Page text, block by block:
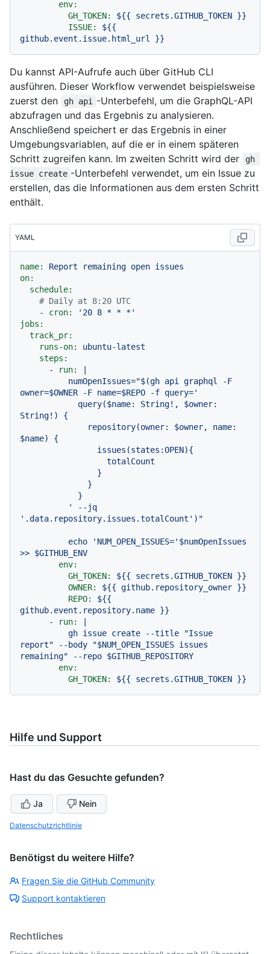
env:
GH_TOKEN:
${{ secrets.GITHUB_TOKEN }}
ISSUE:
${{
github.event.issue.html_url
}}
Du kannst API-Aufrufe auch über GitHub CLI
ausführen. Dieser Workflow verwendet beispielsweise
zuerst den
gh api
-Unterbefehl, um die GraphQL-API
abzufragen und das Ergebnis zu analysieren.
Anschließend speichert er das Ergebnis in einer
Umgebungsvariablen, auf die er in einem späteren
Schritt zugreifen kann. Im zweiten Schritt wird der
gh
issue create -Unterbefehl verwendet, um ein Issue zu
erstellen, das die Informationen aus dem ersten Schritt
enthält.
YAML
name: Report remaining open issues
on:
schedule:
# Daily at 8:20 UTC
-
cron:
'20 8 * * *'
jobs:
track_pr:
runs-on:
ubuntu-latest
steps:
-
run:
owner=$OWNER -F name=$REPO -f query='
String!) {
$name) {
echo 'NUM_OPEN_ISSUES=' $numOpenIssues
>> $GITHUB_ENV
env:
GH_TOKEN:
${{ secrets.GITHUB_TOKEN }}
OWNER:
${{ github.repository_owner }}
REPO:
${{
github.event.repository.name }}
-
run:
report" --body "$NUM_OPEN_ISSUES issues
env:
GH_TOKEN:
${{ secrets.GITHUB_TOKEN }}
Hilfe und Support
Hast du das Gesuchte gefunden?
Ja Nein
Datenschutzrichtlinie
Benötigst du weitere Hilfe?
Fragen Sie die GitHub Community
Support kontaktieren
Rechtliches